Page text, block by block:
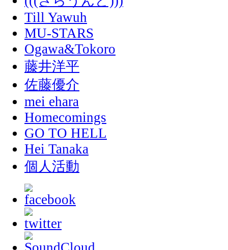
Till Yawuh
MU-STARS
Ogawa&Tokoro
藤井洋平
佐藤優介
mei ehara
Homecomings
GO TO HELL
Hei Tanaka
個人活動